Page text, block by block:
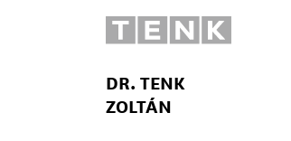
DR. TENK
ZOLTÁN